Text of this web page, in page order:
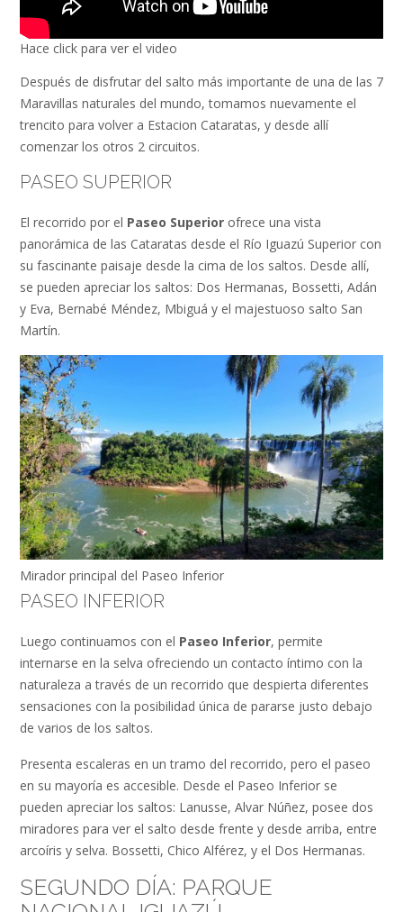
Hace click para ver el video
Después de disfrutar del salto más importante de una de las 7
Maravillas naturales del mundo, tomamos nuevamente el
trencito para volver a Estacion Cataratas, y desde allí
comenzar los otros 2 circuitos.
PASEO SUPERIOR
El recorrido por el Paseo Superior ofrece una vista
panorámica de las Cataratas desde el Río Iguazú Superior con
su fascinante paisaje desde la cima de los saltos. Desde allí,
se pueden apreciar los saltos: Dos Hermanas, Bossetti, Adán
y Eva, Bernabé Méndez, Mbiguá y el majestuoso salto San
Martín.
Mirador principal del Paseo Inferior
PASEO INFERIOR
Luego continuamos con el Paseo Inferior, permite
internarse en la selva ofreciendo un contacto íntimo con la
naturaleza a través de un recorrido que despierta diferentes
sensaciones con la posibilidad única de pararse justo debajo
de varios de los saltos.
Presenta escaleras en un tramo del recorrido, pero el paseo
en su mayoría es accesible. Desde el Paseo Inferior se
pueden apreciar los saltos: Lanusse, Alvar Núñez, posee dos
miradores para ver el salto desde frente y desde arriba, entre
arcoíris y selva. Bossetti, Chico Alférez, y el Dos Hermanas.
SEGUNDO DÍA: PARQUE